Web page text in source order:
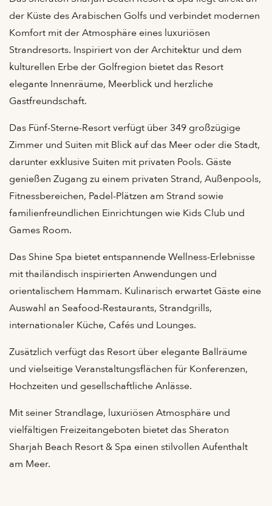
der Küste des Arabischen Golfs und verbindet modernen
Komfort mit der Atmosphäre eines luxuriösen
Strandresorts. Inspiriert von der Architektur und dem
kulturellen Erbe der Golfregion bietet das Resort
elegante Innenräume, Meerblick und herzliche
Gastfreundschaft.
Das Fünf-Sterne-Resort verfügt über 349 großzügige
Zimmer und Suiten mit Blick auf das Meer oder die Stadt,
darunter exklusive Suiten mit privaten Pools. Gäste
genießen Zugang zu einem privaten Strand, Außenpools,
Fitnessbereichen, Padel-Plätzen am Strand sowie
familienfreundlichen Einrichtungen wie Kids Club und
Games Room.
Das Shine Spa bietet entspannende Wellness-Erlebnisse
mit thailändisch inspirierten Anwendungen und
orientalischem Hammam. Kulinarisch erwartet Gäste eine
Auswahl an Seafood-Restaurants, Strandgrills,
internationaler Küche, Cafés und Lounges.
Zusätzlich verfügt das Resort über elegante Ballräume
und vielseitige Veranstaltungsflächen für Konferenzen,
Hochzeiten und gesellschaftliche Anlässe.
Mit seiner Strandlage, luxuriösen Atmosphäre und
vielfältigen Freizeitangeboten bietet das Sheraton
Sharjah Beach Resort & Spa einen stilvollen Aufenthalt
am Meer.